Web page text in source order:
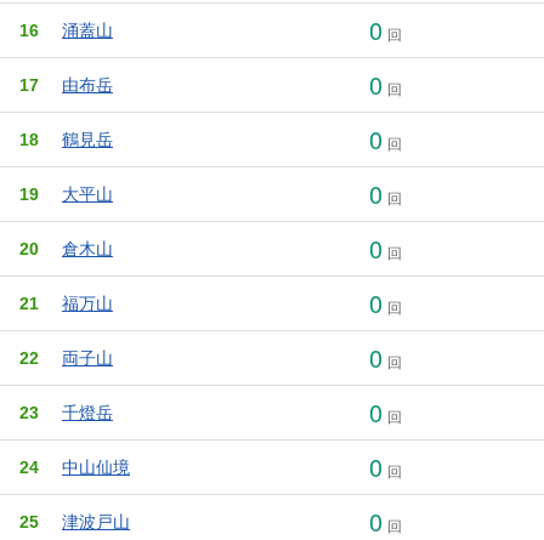
16 涌蓋山 0 回
17 由布岳 0 回
18 鶴見岳 0 回
19 大平山 0 回
20 倉木山 0 回
21 福万山 0 回
22 両子山 0 回
23 千燈岳 0 回
24 中山仙境 0 回
25 津波戸山 0 回